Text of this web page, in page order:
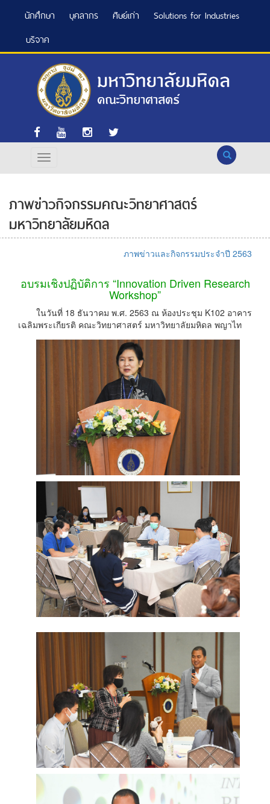
นักศึกษา บุคลากร ศิษย์เก่า
Solutions for Industries
บริจาค
Search
ภาพข่าวกิจกรรมคณะวิทยาศาสตร์
มหาวิทยาลัยมหิดล
ภาพข่าวและกิจกรรมประจำปี 2563
อบรมเชิงปฏิบัติการ “Innovation Driven Research
Workshop”
ในวันที่ 18 ธันวาคม พ.ศ. 2563 ณ ห้องประชุม K102 อาคาร
เฉลิมพระเกียรติ คณะวิทยาศาสตร์ มหาวิทยาลัยมหิดล พญาไท